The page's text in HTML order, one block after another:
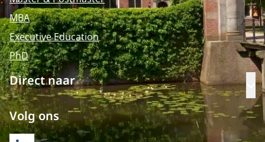
MBA
Executive Education
PhD
Direct naar
Volg ons